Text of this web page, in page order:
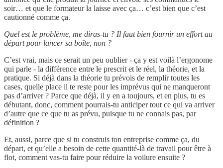
soir… et que le formateur la laisse avec ça… c’est bien que c’est
cautionné comme ça.
Quel est le problème, me diras-tu ? Il faut bien fournir un effort au
départ pour lancer sa boîte, non ?
C’est vrai, mais ce serait un peu oublier - ça y est voilà l’ergonome
qui parle - la différence entre le prescrit et le réel, la théorie, et la
pratique. Si déjà dans la théorie tu prévois de remplir toutes les
cases, quelle place il te reste pour les imprévus qui ne manqueront
pas d’arriver ? Parce que déjà, il y en a toujours, et en plus, tu es
débutant, donc, comment pourrais-tu anticiper tout ce qui va arriver
d’autre que ce que tu as prévu, puisque tu ne connais pas, par
définition ?
Et, aussi, parce que si tu construis ton entreprise comme ça, du
départ, et qu’elle a besoin de cette quantité-là de travail pour être à
flot, comment vas-tu faire pour réduire la voilure ensuite ?